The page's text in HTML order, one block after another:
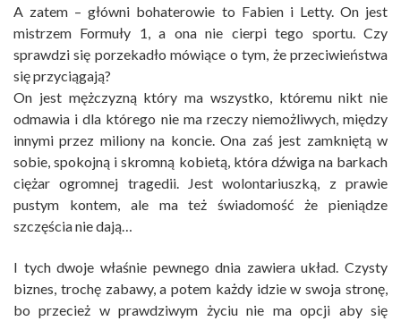
A zatem – główni bohaterowie to Fabien i Letty. On jest
mistrzem Formuły 1, a ona nie cierpi tego sportu. Czy
sprawdzi się porzekadło mówiące o tym, że przeciwieństwa
się przyciągają?
On jest mężczyzną który ma wszystko, któremu nikt nie
odmawia i dla którego nie ma rzeczy niemożliwych, między
innymi przez miliony na koncie. Ona zaś jest zamkniętą w
sobie, spokojną i skromną kobietą, która dźwiga na barkach
ciężar ogromnej tragedii. Jest wolontariuszką, z prawie
pustym kontem, ale ma też świadomość że pieniądze
szczęścia nie dają…
I tych dwoje właśnie pewnego dnia zawiera układ. Czysty
biznes, trochę zabawy, a potem każdy idzie w swoja stronę,
bo przecież w prawdziwym życiu nie ma opcji aby się